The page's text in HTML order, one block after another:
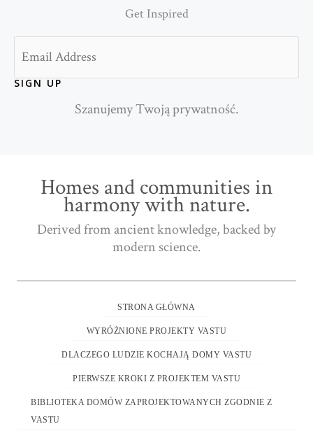
Get Inspired
SIGN UP
Szanujemy Twoją prywatność.
Homes and communities in
harmony with nature.
Derived from ancient knowledge, backed by
modern science.
STRONA GŁÓWNA
WYRÓŻNIONE PROJEKTY VASTU
DLACZEGO LUDZIE KOCHAJĄ DOMY VASTU
PIERWSZE KROKI Z PROJEKTEM VASTU
BIBLIOTEKA DOMÓW ZAPROJEKTOWANYCH ZGODNIE Z
VASTU